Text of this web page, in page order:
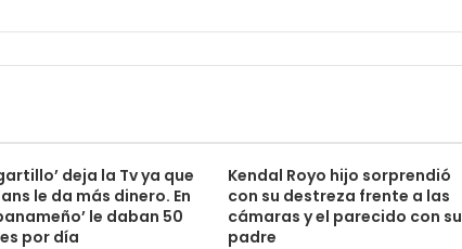
deja la Tv ya que
le da más dinero. En
le daban 50
por día
Kendal Royo hijo sorprendió
con su destreza frente a las
cámaras y el parecido con su
padre